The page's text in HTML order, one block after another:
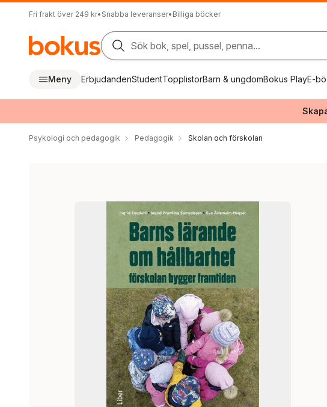
Fri frakt över 249 kr• Snabba leveranser• Billiga böcker
Sök bok, spel, pussel, penna...
Meny ErbjudandenStudentTopplistorBarn & ungdomBokus PlayE-
Psykologi och pedagogik Pedagogik Skolan och förskolan